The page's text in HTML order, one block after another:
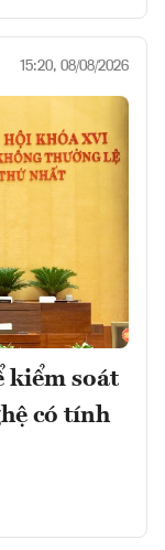
15:20, 08/08/2026
kiểm soát
có tính